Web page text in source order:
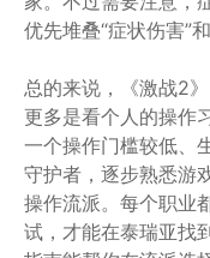
优先堆叠“症状伤害”
总的来说，《激战2
更多是看个人的操作
一个操作门槛较低、
守护者，逐步熟悉游
操作流派。每个职业
试，才能在泰瑞亚找